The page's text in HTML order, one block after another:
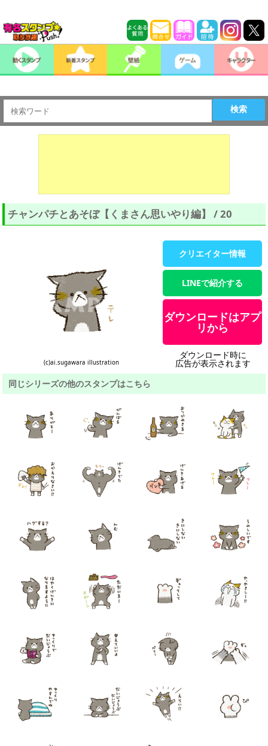
検索
チャンパチとあそぼ【くまさん思いやり編】 / 20
(c)ai.sugawara illustration
クリエイター情報
LINEで紹介する
ダウンロードはアプ
リから
ダウンロード時に
広告が表示されます
同じシリーズの他のスタンプはこちら